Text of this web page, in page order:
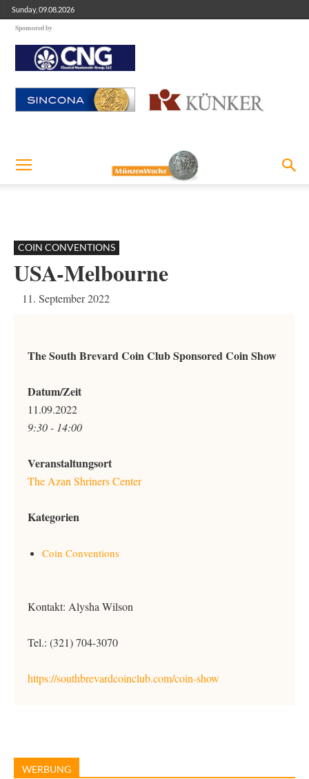
Sunday, 09.08.2026
Sponsored by
COIN CONVENTIONS
USA-Melbourne
11. September 2022
The South Brevard Coin Club Sponsored Coin Show
Datum/Zeit
11.09.2022
9:30 - 14:00
Veranstaltungsort
The Azan Shriners Center
Kategorien
Coin Conventions
Kontakt: Alysha Wilson
Tel.: (321) 704-3070
https://southbrevardcoinclub.com/coin-show
WERBUNG